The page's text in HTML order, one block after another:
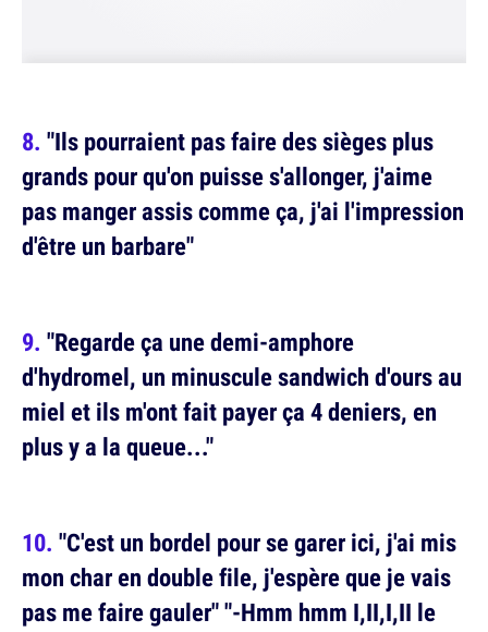
"Ils pourraient pas faire des sièges plus
grands pour qu'on puisse s'allonger, j'aime
pas manger assis comme ça, j'ai l'impression
d'être un barbare"
"Regarde ça une demi-amphore
d'hydromel, un minuscule sandwich d'ours au
miel et ils m'ont fait payer ça 4 deniers, en
plus y a la queue..."
"C'est un bordel pour se garer ici, j'ai mis
mon char en double file, j'espère que je vais
pas me faire gauler" "-Hmm hmm I,II,I,II le